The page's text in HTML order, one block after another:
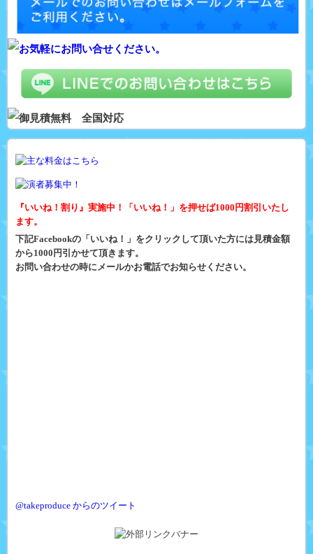
『いいね！割り』実施中！「いいね！」を押せば1000円割引いたし
ます。
下記Facebookの「いいね！」をクリックして頂いた方には見積金額
から1000円引かせて頂きます。
お問い合わせの時にメールかお電話でお知らせください。
@takeproduce からのツイート